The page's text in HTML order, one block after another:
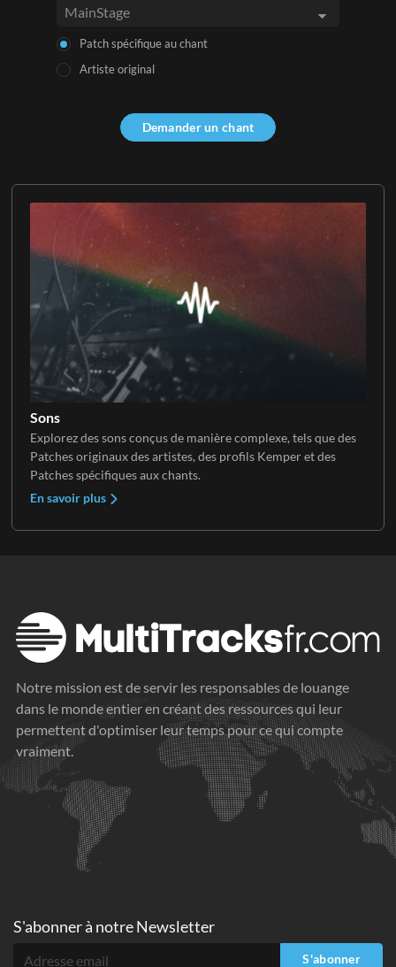
Sons
Explorez des sons conçus de manière complexe, tels que des
Patches originaux des artistes, des profils Kemper et des
Patches spécifiques aux chants.
En savoir plus
Patch spécifique au chant
Artiste original
Demander un chant
Notre mission est de servir les responsables de louange
dans le monde entier en créant des ressources qui leur
permettent d'optimiser leur temps pour ce qui compte
vraiment.
S'abonner à notre Newsletter
S'abonner